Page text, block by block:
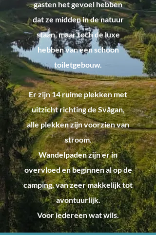
gasten het gevoel hebben
dat ze midden in de natuur
staan, maar toch de luxe
hebben van een schoon
toiletgebouw.
Er zijn 14 ruime plekken met
uitzicht richting de Svågan,
alle plekken zijn voorzien van
stroom.
Wandelpaden zijn er in
overvloed en beginnen al op de
camping, van zeer makkelijk tot
avontuurlijk.
Voor iedereen wat wils.